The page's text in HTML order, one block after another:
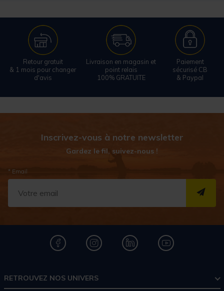
Retour gratuit
& 1 mois pour changer
d'avis
Livraison en magasin et
point relais
100% GRATUITE
Paiement
sécurisé CB
& Paypal
Inscrivez-vous à notre newsletter
Gardez le fil, suivez-nous !
* Email
RETROUVEZ NOS UNIVERS